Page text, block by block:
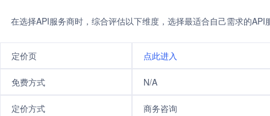
在选择API服务商时，综合评估以下维度，选择最适合自己需求的
定价页 点此进入
免费方式 N/A
定价方式 商务咨询